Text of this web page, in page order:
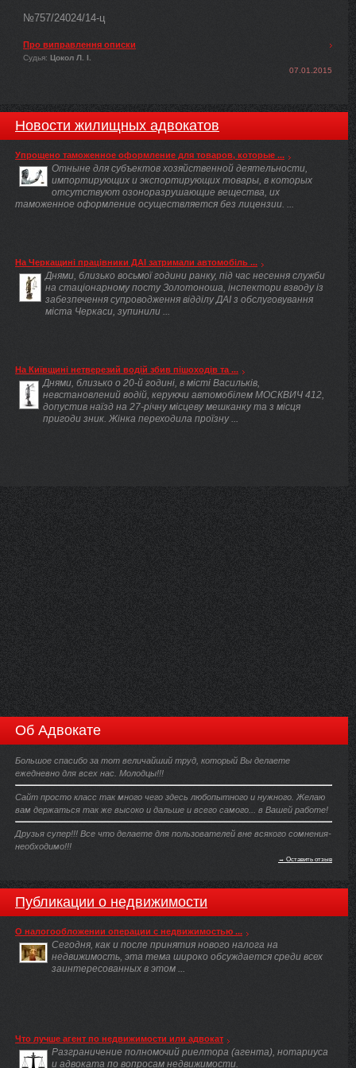
№757/24024/14-ц
Про виправлення описки
Судья: Цокол Л. І.
07.01.2015
Новости жилищных адвокатов
Упрощено таможенное оформление для товаров, которые ...
Отныне для субъектов хозяйственной деятельности,
импортирующих и экспортирующих товары, в которых
отсутствуют озоноразрушающие вещества, их
таможенное оформление осуществляется без лицензии. ...
На Черкащині працівники ДАІ затримали автомобіль ...
Днями, близько восьмої години ранку, під час несення служби
на стаціонарному посту Золотоноша, інспектори взводу із
забезпечення супроводження відділу ДАІ з обслуговування
міста Черкаси, зупинили ...
На Київщині нетверезий водій збив пішоходів та ...
Днями, близько о 20-й годині, в місті Васильків,
невстановлений водій, керуючи автомобілем МОСКВИЧ 412,
допустив наїзд на 27-річну місцеву мешканку та з місця
пригоди зник. Жінка переходила проїзну ...
Об Адвокате
Большое спасибо за тот величайший труд, который Вы делаете
ежедневно для всех нас. Молодцы!!!
Сайт просто класс так много чего здесь любопытного и нужного. Желаю
вам держаться так же высоко и дальше и всего самого... в Вашей работе!
Друзья супер!!! Все что делаете для пользователей вне всякого сомнения-
необходимо!!!
→ Оставить отзыв
Публикации о недвижимости
О налогообложении операции с недвижимостью ...
Сегодня, как и после принятия нового налога на
недвижимость, эта тема широко обсуждается среди всех
заинтересованных в этом ...
Что лучше агент по недвижимости или адвокат
Разграничение полномочий риелтора (агента), нотариуса
и адвоката по вопросам недвижимости.